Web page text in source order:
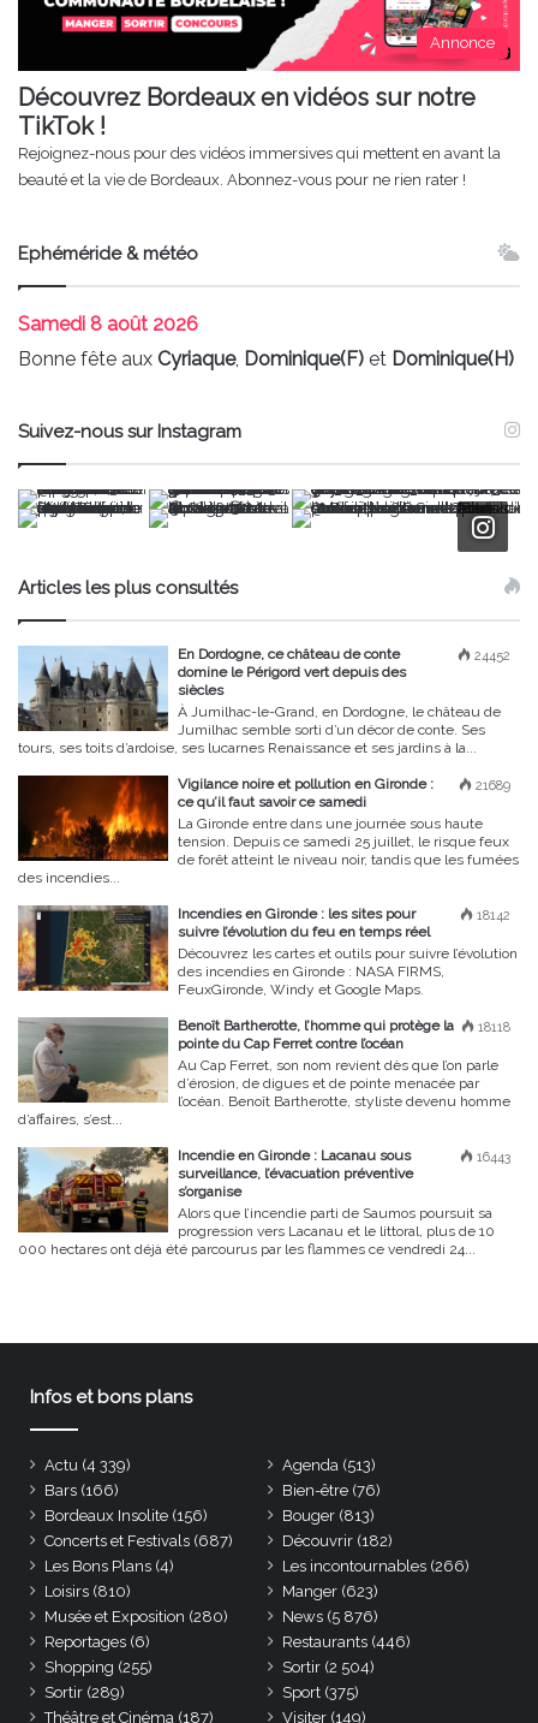
Annonce
Découvrez Bordeaux en vidéos sur notre
TikTok !
Rejoignez-nous pour des vidéos immersives qui mettent en avant la
beauté et la vie de Bordeaux. Abonnez-vous pour ne rien rater !
Ephéméride & météo
Samedi 8 août 2026
Bonne fête aux Cyriaque, Dominique(F) et Dominique(H)
Suivez-nous sur Instagram
Articles les plus consultés
24452
En Dordogne, ce château de conte
domine le Périgord vert depuis des
siècles
À Jumilhac-le-Grand, en Dordogne, le château de
Jumilhac semble sorti d’un décor de conte. Ses
tours, ses toits d’ardoise, ses lucarnes Renaissance et ses jardins à la...
21689
Vigilance noire et pollution en Gironde :
ce qu’il faut savoir ce samedi
La Gironde entre dans une journée sous haute
tension. Depuis ce samedi 25 juillet, le risque feux
de forêt atteint le niveau noir, tandis que les fumées
des incendies...
18142
Incendies en Gironde : les sites pour
suivre l’évolution du feu en temps réel
Découvrez les cartes et outils pour suivre l’évolution
des incendies en Gironde : NASA FIRMS,
FeuxGironde, Windy et Google Maps.
18118
Benoît Bartherotte, l’homme qui protège la
pointe du Cap Ferret contre l’océan
Au Cap Ferret, son nom revient dès que l’on parle
d’érosion, de digues et de pointe menacée par
l’océan. Benoît Bartherotte, styliste devenu homme
d’affaires, s’est...
16443
Incendie en Gironde : Lacanau sous
surveillance, l’évacuation préventive
s’organise
Alors que l’incendie parti de Saumos poursuit sa
progression vers Lacanau et le littoral, plus de 10
000 hectares ont déjà été parcourus par les flammes ce vendredi 24...
Infos et bons plans
Actu (4 339) Agenda (513)
Bars (166) Bien-être (76)
Bordeaux Insolite (156) Bouger (813)
Concerts et Festivals (687) Découvrir (182)
Les Bons Plans (4) Les incontournables (266)
Loisirs (810) Manger (623)
Musée et Exposition (280) News (5 876)
Reportages (6) Restaurants (446)
Shopping (255) Sortir (2 504)
Sortir (289) Sport (375)
Théâtre et Cinéma (187) Visiter (149)